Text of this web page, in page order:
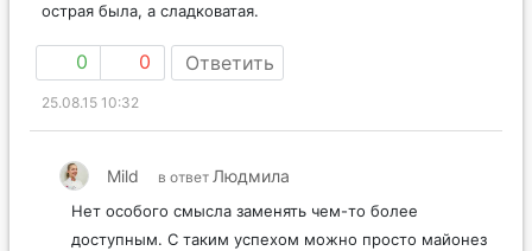
острая была, а сладковатая.
0 0 Ответить
25.08.15 10:32
Mild в ответ Людмила
Нет особого смысла заменять чем-то более
доступным. С таким успехом можно просто майонез